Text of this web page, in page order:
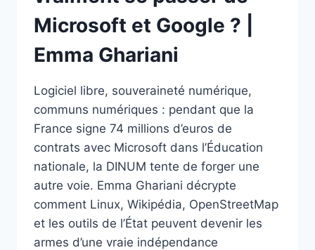
Microsoft et Google ? |
Emma Ghariani
Logiciel libre, souveraineté numérique,
communs numériques : pendant que la
France signe 74 millions d’euros de
contrats avec Microsoft dans l’Éducation
nationale, la DINUM tente de forger une
autre voie. Emma Ghariani décrypte
comment Linux, Wikipédia, OpenStreetMap
et les outils de l’État peuvent devenir les
armes d’une vraie indépendance